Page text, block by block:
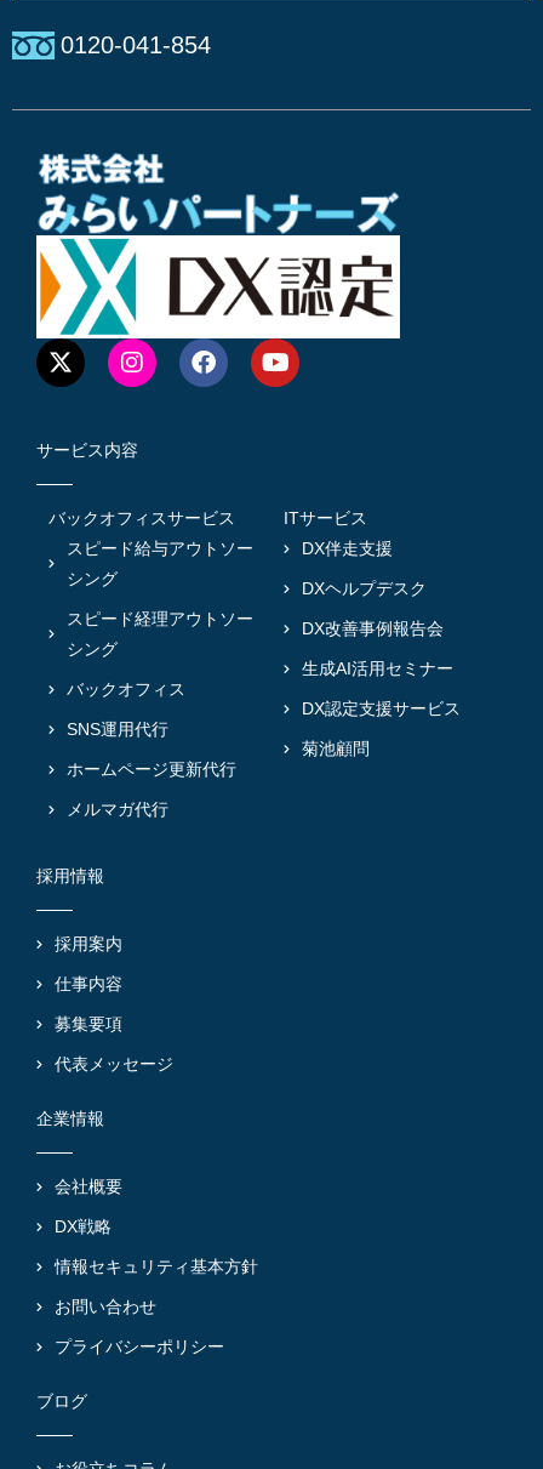
0120-041-854
サービス内容
バックオフィスサービス
スピード給与アウトソー
シング
スピード経理アウトソー
シング
バックオフィス
SNS運用代行
ホームページ更新代行
メルマガ代行
ITサービス
DX伴走支援
DXヘルプデスク
DX改善事例報告会
生成AI活用セミナー
DX認定支援サービス
菊池顧問
採用情報
採用案内
仕事内容
募集要項
代表メッセージ
企業情報
会社概要
DX戦略
情報セキュリティ基本方針
お問い合わせ
プライバシーポリシー
ブログ